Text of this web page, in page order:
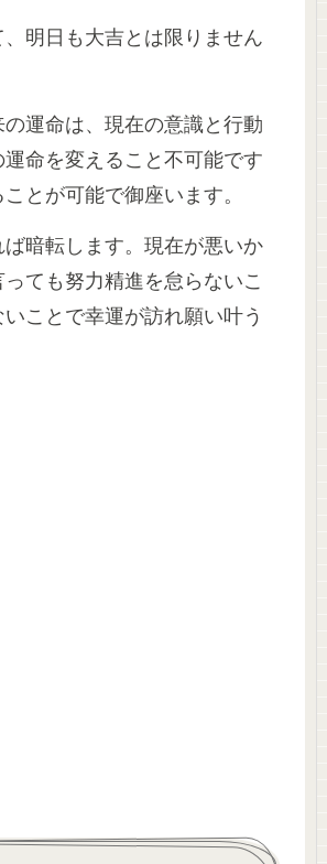
明日も大吉とは限りません
運命は、現在の意識と行動
命を変えること不可能です
とが可能で御座います。
暗転します。現在が悪いか
ても努力精進を怠らないこ
ことで幸運が訪れ願い叶う